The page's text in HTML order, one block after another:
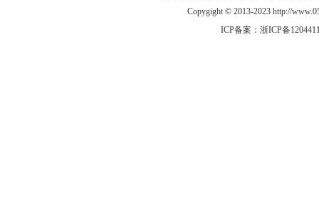
Copygight © 2013-2023 http://
ICP备案： 浙ICP备